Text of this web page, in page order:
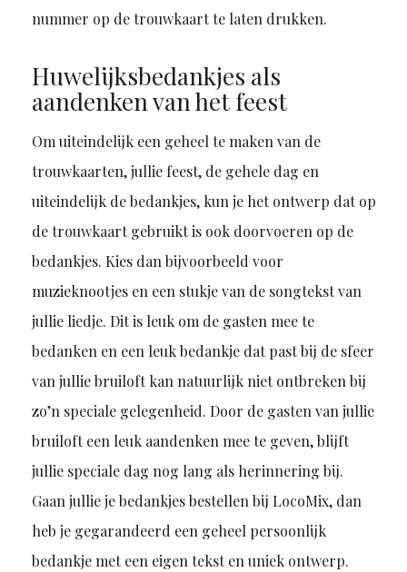
nummer op de trouwkaart te laten drukken.
Huwelijksbedankjes als
aandenken van het feest
Om uiteindelijk een geheel te maken van de
trouwkaarten, jullie feest, de gehele dag en
uiteindelijk de bedankjes, kun je het ontwerp dat op
de trouwkaart gebruikt is ook doorvoeren op de
bedankjes. Kies dan bijvoorbeeld voor
muzieknootjes en een stukje van de songtekst van
jullie liedje. Dit is leuk om de gasten meete
bedanken en een leuk bedankje dat past bij de sfeer
van jullie bruiloft kan natuurlijk niet ontbreken bij
zo’n speciale gelegenheid. Door de gasten van jullie
bruiloft een leuk aandenken mee te geven, blijft
jullie speciale dag nog lang als herinnering bij.
Gaan jullie jebedankjesbestellen bij LocoMix, dan
heb je gegarandeerd een geheel persoonlijk
bedankje met een eigen tekst en uniek ontwerp.